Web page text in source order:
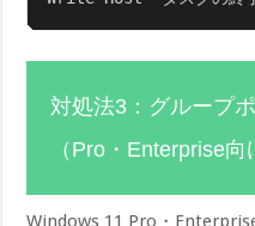
対処法3：グループ
（Pro・Enterprise向
Windows 11 Pro・